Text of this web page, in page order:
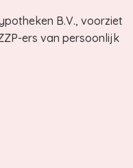
B.V., voorziet
ers van persoonlijk